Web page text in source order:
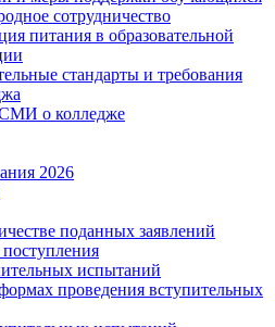
сотрудничество
питания в образовательной
стандарты и требования
о колледже
2026
поданных заявлений
испытаний
проведения вступительных